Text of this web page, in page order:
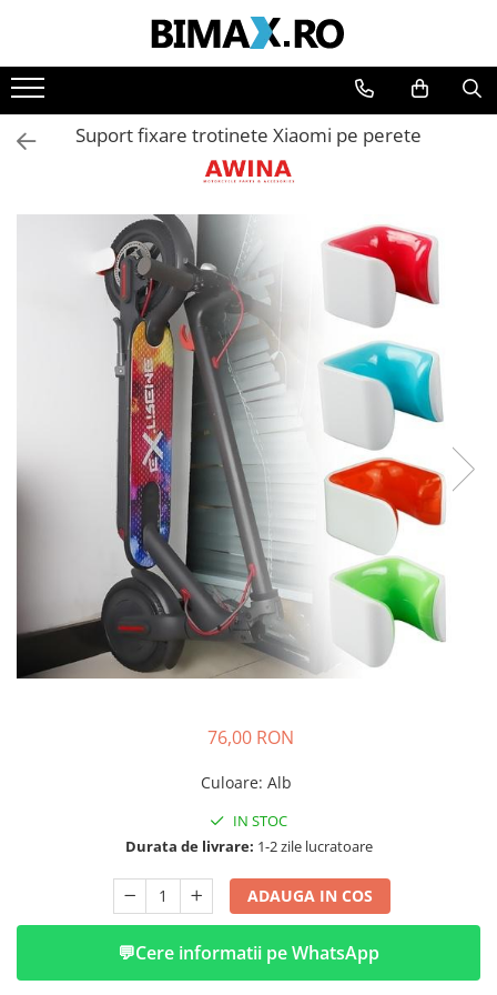
Toate Produsele
Triciclete Electrice
⬇ TIPURI
➔ Cu 2 Locuri
➔ Adulti - Fara permis
➔ Adulti - 2 Locuri
➔ Adulti - cu Cabina
➔ Cu Cabina fara Permis
➔ Cu Cabina Inchisa
➔ Cu Remorca
➔ Cu Remorca Fara Permis
⬇ MARCI
➔ Kuba
Incarcatoare
Suport fixare trotinete Xiaomi pe perete
76,00 RON
Culoare: Alb
IN STOC
Durata de livrare: 1-2 zile lucratoare
ADAUGA IN COS
💬Cere informatii pe WhatsApp